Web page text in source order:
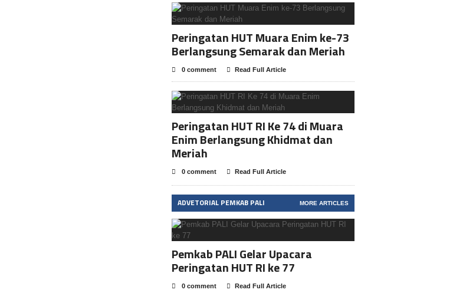
Peringatan HUT Muara Enim ke-73
Berlangsung Semarak dan Meriah
0 comment Read Full Article
Peringatan HUT RI Ke 74 di Muara
Enim Berlangsung Khidmat dan
Meriah
0 comment Read Full Article
ADVETORIAL PEMKAB PALI MORE ARTICLES
Pemkab PALI Gelar Upacara
Peringatan HUT RI ke 77
0 comment Read Full Article